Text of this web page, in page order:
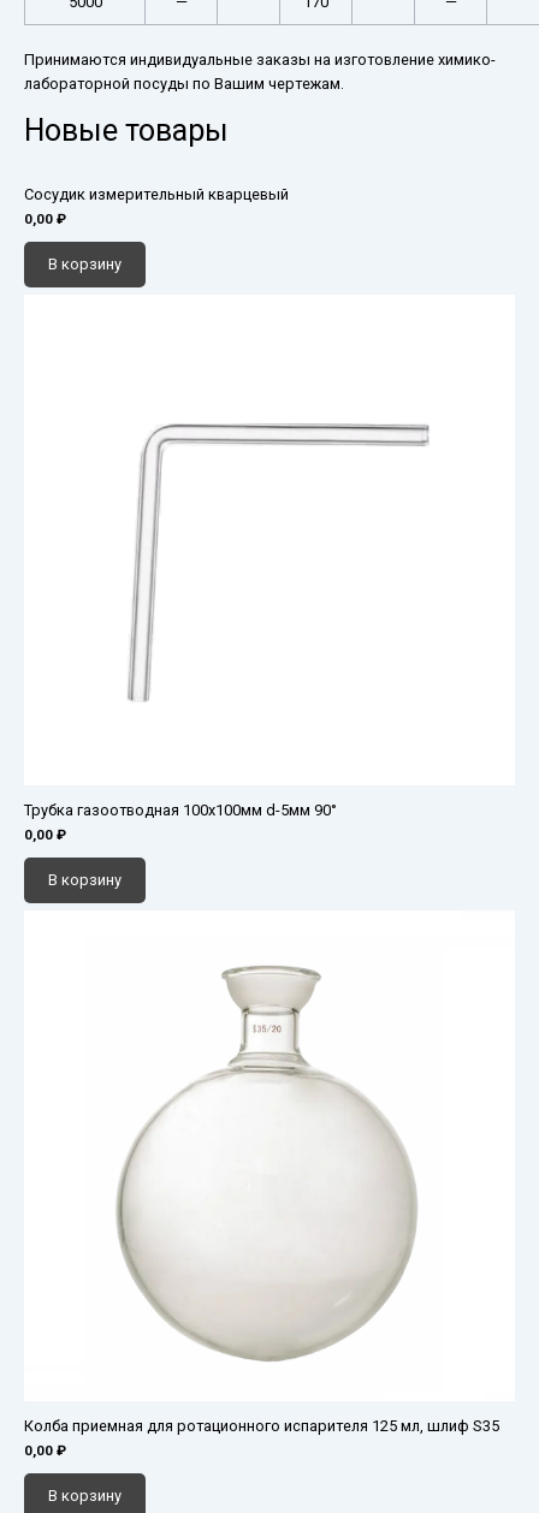
Принимаются индивидуальные заказы на изготовление химико-
лабораторной посуды по Вашим чертежам.
Новые товары
Сосудик измерительный кварцевый
0,00 ₽
В корзину
Трубка газоотводная 100х100мм d-5мм 90°
0,00 ₽
В корзину
Колба приемная для ротационного испарителя 125 мл, шлиф S35
0,00 ₽
В корзину